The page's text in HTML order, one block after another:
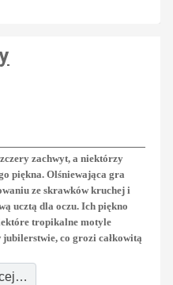
zachwyt, a niektórzy
piękna. Olśniewająca gra
ze skrawków kruchej i
ucztą dla oczu. Ich piękno
tropikalne motyle
co grozi całkowitą